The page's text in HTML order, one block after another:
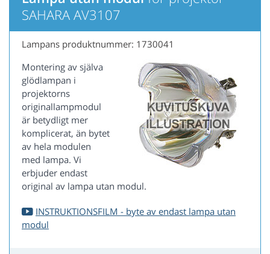
SAHARA AV3107
Lampans produktnummer: 1730041
Montering av själva
glödlampan i
projektorns
originallampmodul
är betydligt mer
komplicerat, än bytet
av hela modulen
med lampa. Vi
erbjuder endast
original av lampa utan modul.
INSTRUKTIONSFILM - byte av endast lampa utan
modul